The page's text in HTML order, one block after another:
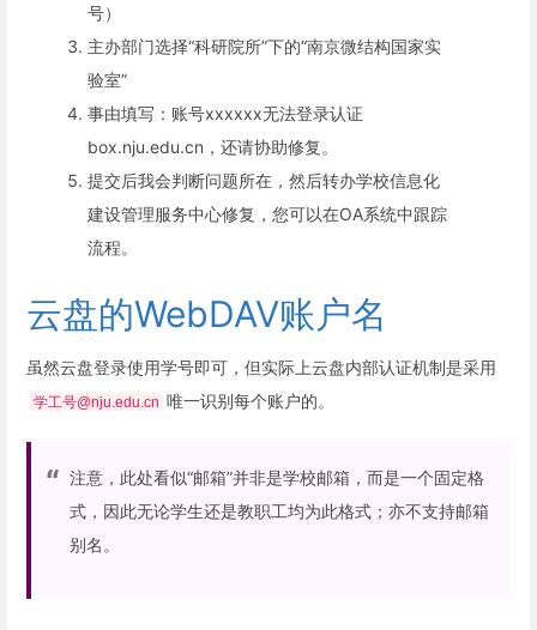
号）
主办部门选择“科研院所”下的“南京微结构国家实
验室”
事由填写：账号xxxxxx无法登录认证
box.nju.edu.cn，还请协助修复。
提交后我会判断问题所在，然后转办学校信息化
建设管理服务中心修复，您可以在OA系统中跟踪
流程。
云盘的WebDAV账户名
虽然云盘登录使用学号即可，但实际上云盘内部认证机制是采用
学工号@nju.edu.cn 唯一识别每个账户的。
注意，此处看似“邮箱”并非是学校邮箱，而是一个固定格
式，因此无论学生还是教职工均为此格式；亦不支持邮箱
别名。